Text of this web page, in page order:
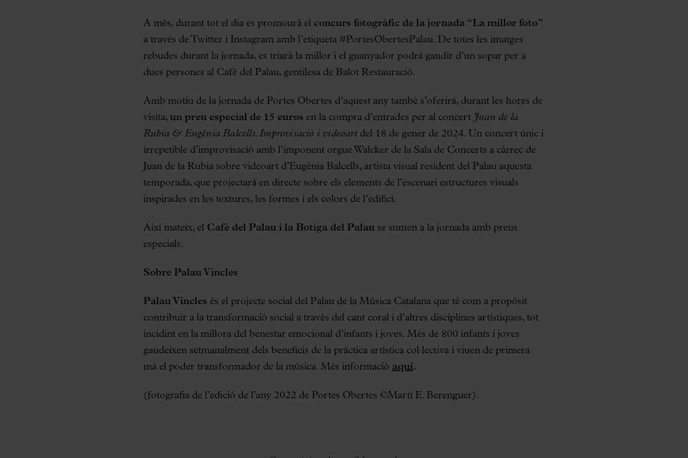
A més, durant tot el dia es promourà el concurs fotogràfic de la jornada “La millor foto”
a través de Twitter i Instagram amb l’etiqueta #PortesObertesPalau. De totes les imatges
rebudes durant la jornada, es triarà la millor i el guanyador podrà gaudir d’un sopar per a
dues persones al Cafè del Palau, gentilesa de Balot Restauració.
Amb motiu de la jornada de Portes Obertes d’aquest any també s’oferirà, durant les hores de
visita, un preu especial de 15 euros en la compra d’entrades per al concert Juan de la
Rubia & Eugènia Balcells. Improvisació i videoartdel 18 de gener de 2024. Un concert únic i
irrepetible d’improvisació amb l’imponent orgue Walcker de la Sala de Concerts a càrrec de
Juan de la Rubia sobre videoart d’Eugènia Balcells, artista visual resident del Palau aquesta
temporada, que projectarà en directe sobre els elements de l’escenari estructures visuals
inspirades en les textures, les formes i els colors de l’edifici.
Així mateix, el Cafè del Palau i la Botiga del Palau se sumen a la jornada amb preus
especials.
Sobre Palau Vincles
Palau Vincles és el projecte social del Palau de la Música Catalana que té com a propòsit
contribuir a la transformació social a través del cant coral i d’altres disciplines artístiques, tot
incidint en la millora del benestar emocional d’infants i joves. Més de 800 infants i joves
gaudeixen setmanalment dels beneficis de la pràctica artística col·lectiva i viuen de primera
mà el poder transformador de la música. Més informació aquí.
(fotografia de l’edició de l’any 2022 de Portes Obertes ©Martí E. Berenguer).